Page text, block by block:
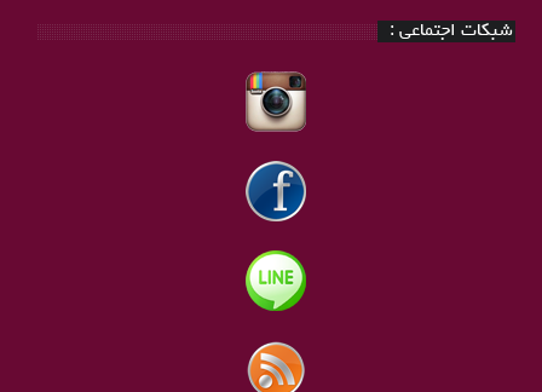
شبکات اجتماعی :